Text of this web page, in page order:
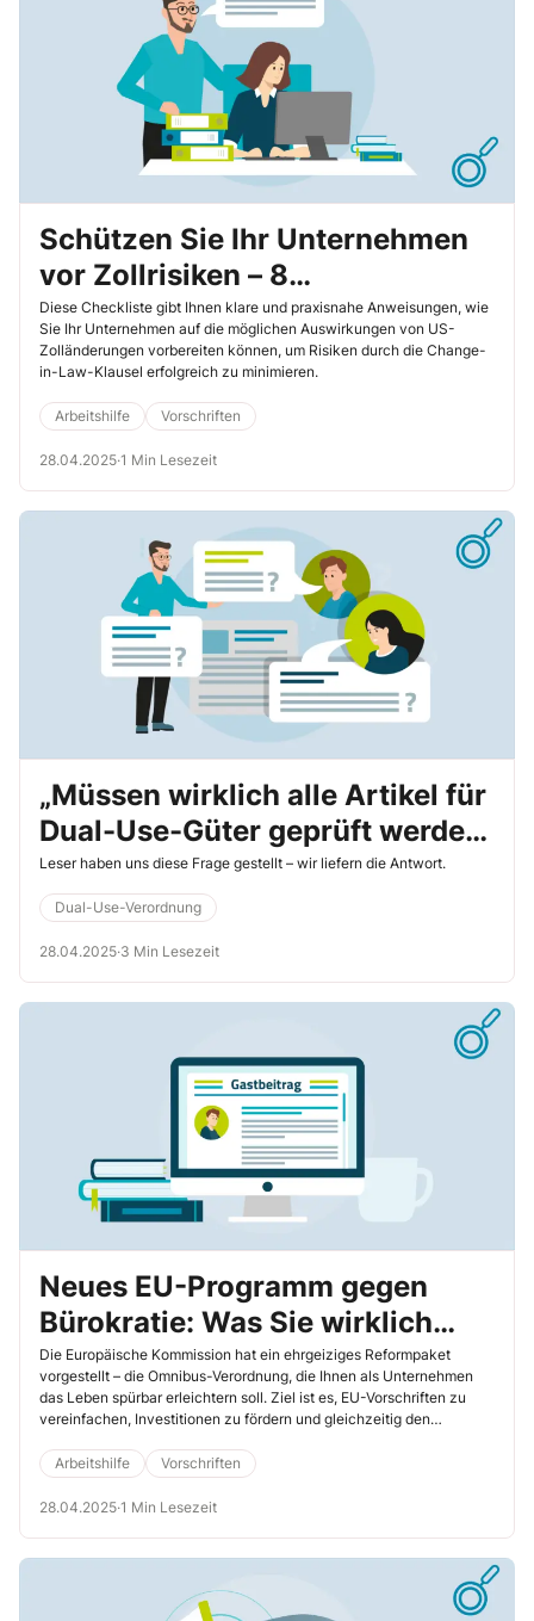
Schützen Sie Ihr Unternehmen
vor Zollrisiken – 8
praxisorientierte Schritte zur
effektiven Umsetzung der
Change-in-Law-Klausel
Diese Checkliste gibt Ihnen klare und praxisnahe Anweisungen, wie
Sie Ihr Unternehmen auf die möglichen Auswirkungen von US-
Zolländerungen vorbereiten können, um Risiken durch die Change-
in-Law-Klausel erfolgreich zu minimieren.
Arbeitshilfe Vorschriften
28.04.2025·1 Min Lesezeit
„Müssen wirklich alle Artikel für
Dual-Use-Güter geprüft werden,
auch Cent-Artikel?“
Leser haben uns diese Frage gestellt – wir liefern die Antwort.
Dual-Use-Verordnung
28.04.2025·3 Min Lesezeit
Neues EU-Programm gegen
Bürokratie: Was Sie wirklich
davon haben
Die Europäische Kommission hat ein ehrgeiziges Reformpaket
vorgestellt – die Omnibus-Verordnung, die Ihnen als Unternehmen
das Leben spürbar erleichtern soll. Ziel ist es, EU-Vorschriften zu
vereinfachen, Investitionen zu fördern und gleichzeitig den
Arbeitshilfe
Vorschriften
28.04.2025·1 Min Lesezeit